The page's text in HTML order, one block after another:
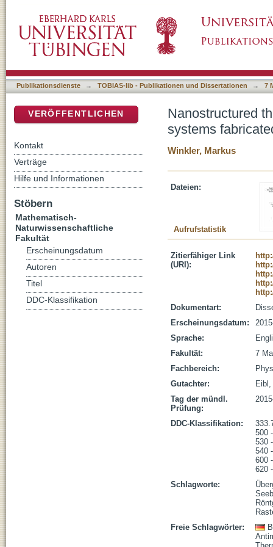
and sputtering
Publikationsdienste → TOBIAS-lib - Publikationen und Dissertationen → 7
Nanostructured
systems
Winkler, Markus
Dateien:
Aufrufstatistik
Zitierfähiger Link
(URI):
Dokumentart:
Erscheinungsdatum:
Sprache:
Fakultät:
7
Fachbereich:
Gutachter:
Tag der mündl.
Prüfung:
DDC-Klassifikation:
500
530
540
600
620
Schlagworte:
Freie Schlagwörter:
VERÖFFENTLICHEN
Kontakt
Verträge
Hilfe und Informationen
Stöbern
Mathematisch-
Naturwissenschaftliche
Fakultät
Erscheinungsdatum
Autoren
Titel
DDC-Klassifikation